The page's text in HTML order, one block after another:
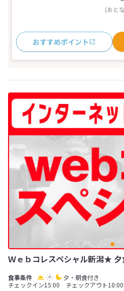
(おと
おすすめポイント
Ｗｅｂコレスペシャル新潟★
夕・朝食付き
チェックイン15:00 チェックアウト10:00